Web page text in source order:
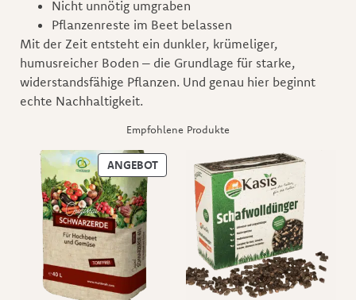
Nicht unnötig umgraben
Pflanzenreste im Beet belassen
Mit der Zeit entsteht ein dunkler, krümeliger,
humusreicher Boden – die Grundlage für starke,
widerstandsfähige Pflanzen. Und genau hier beginnt
echte Nachhaltigkeit.
Empfohlene Produkte
ANGEBOT